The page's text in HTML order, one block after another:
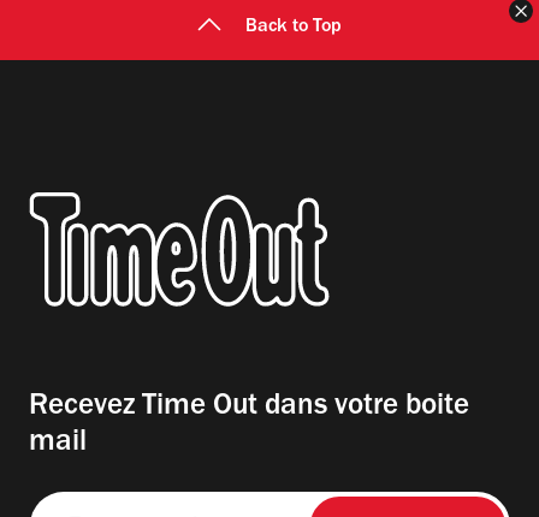
Back to Top
Recevez Time Out dans votre boite
mail
Entrez